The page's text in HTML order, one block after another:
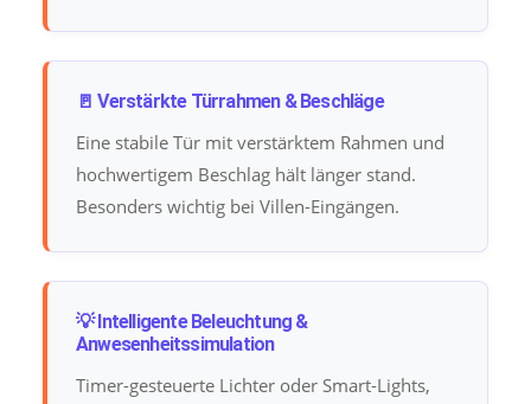
🚪 Verstärkte Türrahmen & Beschläge
Eine stabile Tür mit verstärktem Rahmen und
hochwertigem Beschlag hält länger stand.
Besonders wichtig bei Villen-Eingängen.
💡 Intelligente Beleuchtung &
Anwesenheitssimulation
Timer-gesteuerte Lichter oder Smart-Lights,